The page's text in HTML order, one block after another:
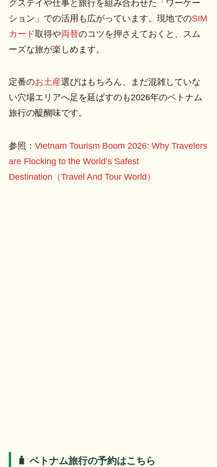
グステイや仕事と旅行を組み合わせた「ワーケー
ション」での活用も広がっています。現地でのSIM
カード取得や両替のコツを押さえておくと、スム
ーズな旅が楽しめます。
定番のお土産選びはもちろん、まだ混雑していな
い穴場エリアへ足を延ばすのも2026年のベトナム
旅行の醍醐味です。
参照： Vietnam Tourism Boom 2026: Why Travelers
are Flocking to the World’s Safest
Destination（Travel And Tour World）
🧳 ベトナム旅行の予約はこちら